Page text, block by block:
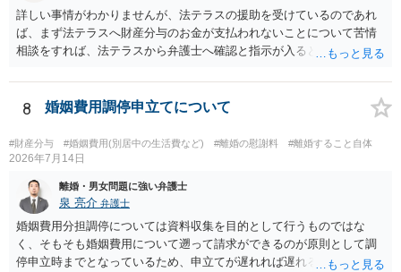
詳しい事情がわかりませんが、法テラスの援助を受けているのであれ
ば、まず法テラスへ財産分与のお金が支払われないことについて苦情
相談をすれば、法テラスから弁護士へ確認と指示が入ると思います。
す。
8 婚姻費用調停申立てについて
#財産分与 #婚姻費用(別居中の生活費など) #離婚の慰謝料 #離婚すること自体
2026年7月14日
離婚・男女問題に強い弁護士
泉 亮介 弁護士
婚姻費用分担調停については資料収集を目的として行うものではな
く、そもそも婚姻費用について遡って請求ができるのが原則として調
停申立時までとなっているため、申立てが遅れれば遅れるほど、遡れ